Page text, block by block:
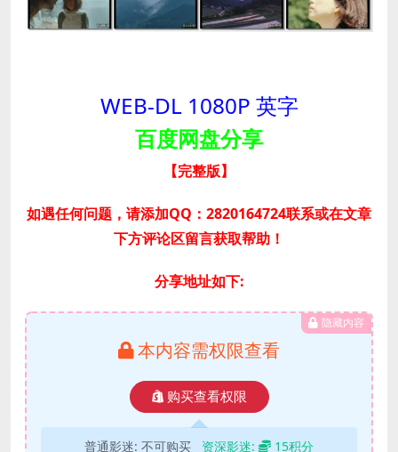
WEB-DL 1080P 英字
百度网盘分享
【完整版】
如遇任何问题，请添加QQ：2820164724联系或在文章
下方评论区留言获取帮助！
分享地址如下:
隐藏内容
本内容需权限查看
购买查看权限
普通影迷: 不可购买 资深影迷:
15积分